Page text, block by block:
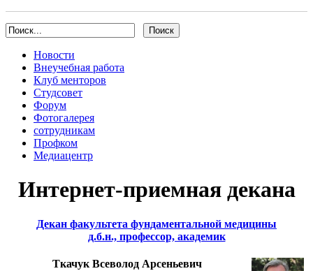
Новости
Внеучебная работа
Клуб менторов
Студсовет
Форум
Фотогалерея
сотрудникам
Профком
Медиацентр
Интернет-приемная декана
Декан факультета фундаментальной медицины
д.б.н., профессор, академик
Ткачук Всеволод Арсеньевич